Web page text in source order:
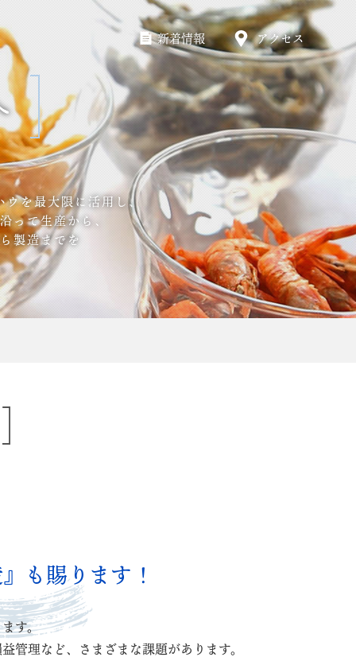
新着情報 アクセス
ウを最大限に活用し、
って生産から、
製造までを
も賜ります！
す。
管理など、さまざまな課題があります。